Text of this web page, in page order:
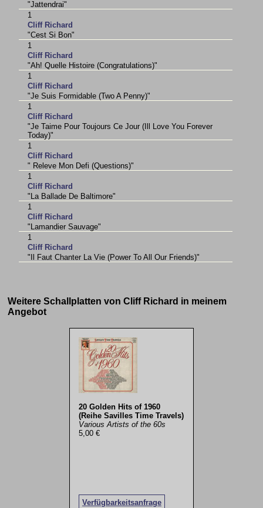
"Jattendrai"
1
Cliff Richard
"Cest Si Bon"
1
Cliff Richard
"Ah! Quelle Histoire (Congratulations)"
1
Cliff Richard
"Je Suis Formidable (Two A Penny)"
1
Cliff Richard
"Je Taime Pour Toujours Ce Jour (Ill Love You Forever
Today)"
1
Cliff Richard
" Releve Mon Defi (Questions)"
1
Cliff Richard
"La Ballade De Baltimore"
1
Cliff Richard
"Lamandier Sauvage"
1
Cliff Richard
"Il Faut Chanter La Vie (Power To All Our Friends)"
Weitere Schallplatten von Cliff Richard in meinem
Angebot
20 Golden Hits of 1960
(Reihe Savilles Time Travels)
Various Artists of the 60s
5,00 €
Verfügbarkeitsanfrage